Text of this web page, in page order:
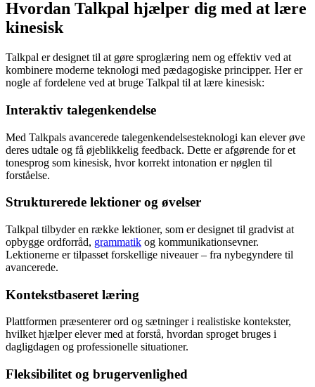
Hvordan Talkpal hjælper dig med at lære
kinesisk
Talkpal er designet til at gøre sproglæring nem og effektiv ved at
kombinere moderne teknologi med pædagogiske principper. Her er
nogle af fordelene ved at bruge Talkpal til at lære kinesisk:
Interaktiv talegenkendelse
Med Talkpals avancerede talegenkendelsesteknologi kan elever øve
deres udtale og få øjeblikkelig feedback. Dette er afgørende for et
tonesprog som kinesisk, hvor korrekt intonation er nøglen til
forståelse.
Strukturerede lektioner og øvelser
Talkpal tilbyder en række lektioner, som er designet til gradvist at
opbygge ordforråd, grammatik og kommunikationsevner.
Lektionerne er tilpasset forskellige niveauer – fra nybegyndere til
avancerede.
Kontekstbaseret læring
Plattformen præsenterer ord og sætninger i realistiske kontekster,
hvilket hjælper elever med at forstå, hvordan sproget bruges i
dagligdagen og professionelle situationer.
Fleksibilitet og brugervenlighed